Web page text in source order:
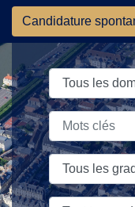
Skip to content
Candidature